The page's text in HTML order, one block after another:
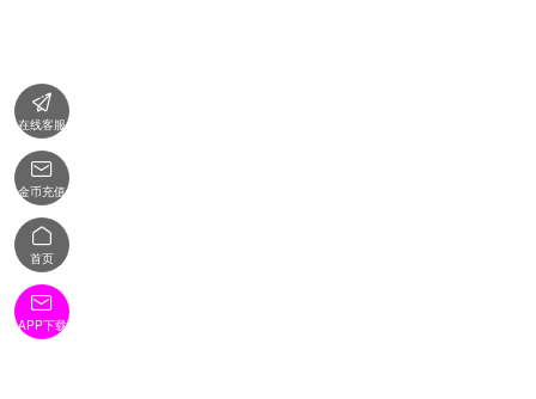

在线客服

金币充值

首页

APP下载